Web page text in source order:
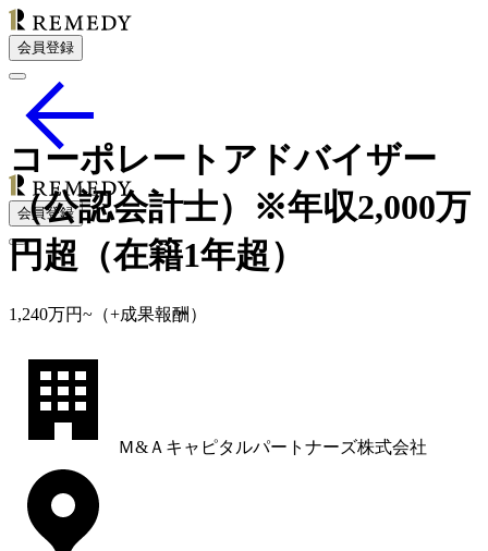
会員登録
会員登録
コーポレートアドバイザー
（公認会計士）※年収2,000万
円超（在籍1年超）
1,240万円~ （+成果報酬）
Ｍ&Ａキャピタルパートナーズ株式会社